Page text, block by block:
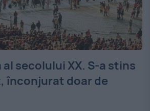
secolului XX. S-a stins
înconjurat doar de